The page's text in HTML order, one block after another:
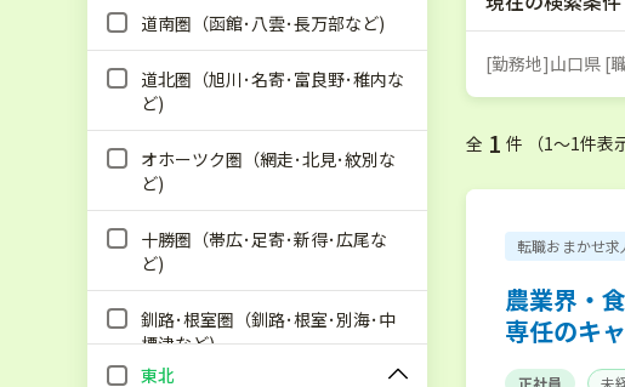
道南圏（函館･八雲･長万部など)
道北圏（旭川･名寄･富良野･稚内な
ど)
オホーツク圏（網走･北見･紋別な
ど)
十勝圏（帯広･足寄･新得･広尾な
ど)
釧路･根室圏（釧路･根室･別海･中
標津など)
東北
[勤務地]山口県 [
全 1 件 （1〜1件表示
転職おまかせ求
農業界・
専任のキ
正社員 未